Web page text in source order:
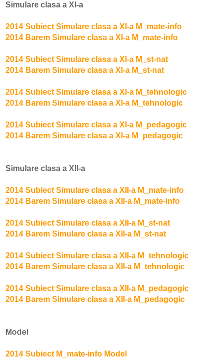
Simulare clasa a XI-a
2014 Subiect Simulare clasa a XI-a M_mate-info
2014 Barem Simulare clasa a XI-a M_mate-info
2014 Subiect Simulare clasa a XI-a M_st-nat
2014 Barem Simulare clasa a XI-a M_st-nat
2014 Subiect Simulare clasa a XI-a M_tehnologic
2014 Barem Simulare clasa a XI-a M_tehnologic
2014 Subiect Simulare clasa a XI-a M_pedagogic
2014 Barem Simulare clasa a XI-a M_pedagogic
Simulare clasa a XII-a
2014 Subiect Simulare clasa a XII-a M_mate-info
2014 Barem Simulare clasa a XII-a M_mate-info
2014 Subiect Simulare clasa a XII-a M_st-nat
2014 Barem Simulare clasa a XII-a M_st-nat
2014 Subiect Simulare clasa a XII-a M_tehnologic
2014 Barem Simulare clasa a XII-a M_tehnologic
2014 Subiect Simulare clasa a XII-a M_pedagogic
2014 Barem Simulare clasa a XII-a M_pedagogic
Model
2014 Subiect M_mate-info Model